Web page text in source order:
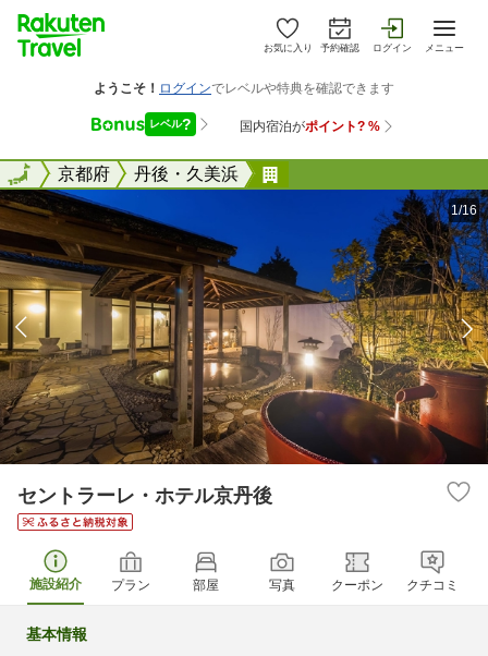
お気に入り 予約確認 ログイン メニュー
全国京都府 丹後・久美浜
全国
1/16
セントラーレ・ホテル京丹後
施設紹介 プラン 部屋 写真 クーポン クチコミ
基本情報